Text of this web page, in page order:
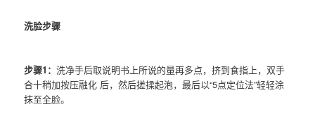
洗脸步骤
步骤1：洗净手后取说明书上所说的量再多点，挤到食指上，双手
合十稍加按压融化 后，然后搓揉起泡，最后以“5点定位法”轻轻涂
抹至全脸。